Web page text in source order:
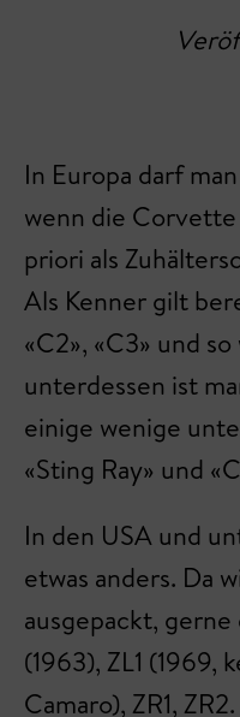
In Europa darf
wenn die
priori als
Als Kenner gilt
«C2», «C3» und
unterdessen ist
einige wenige
«Sting Ray» und
In den USA und
etwas anders. Da
ausgepackt,
(1963), ZL1 (1969,
Camaro), ZR1,